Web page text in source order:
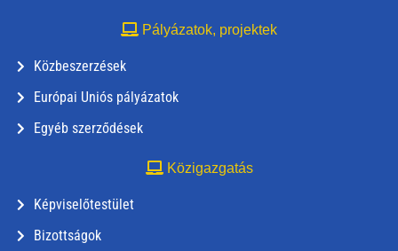
Pályázatok, projektek
Közbeszerzések
Európai Uniós pályázatok
Egyéb szerződések
Közigazgatás
Képviselőtestület
Bizottságok